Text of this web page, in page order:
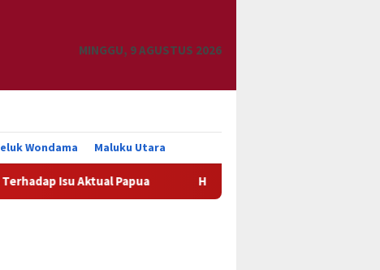
MINGGU, 9 AGUSTUS 2026
Wondama Maluku Utara
Aktual Papua HIPMI Papua Barat Dorong Kopi Jadi